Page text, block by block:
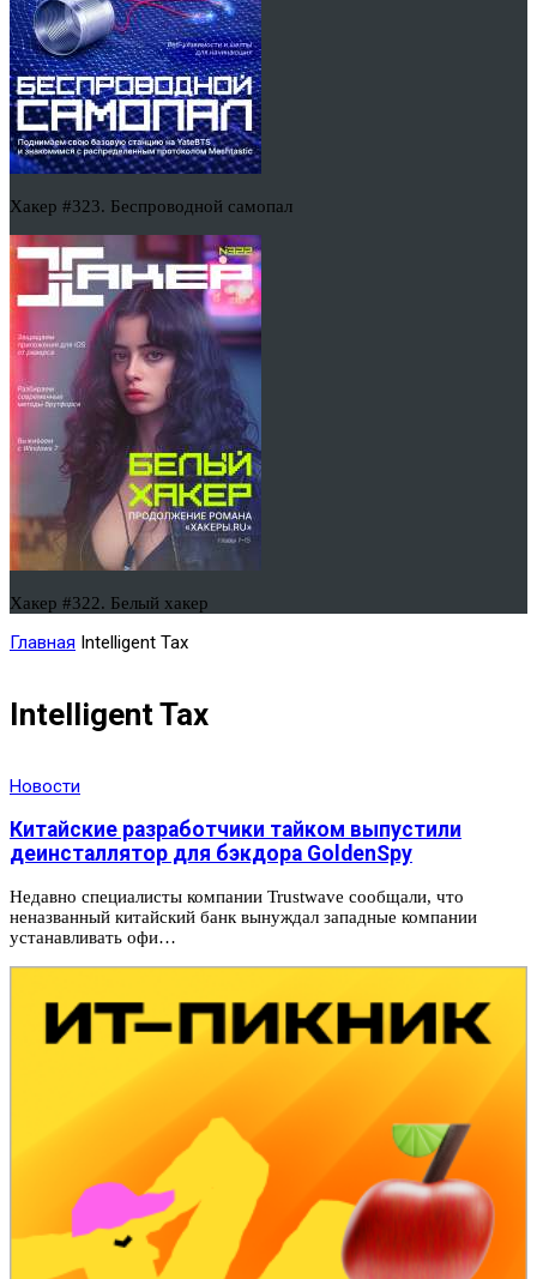
Хакер #323. Беспроводной самопал
Хакер #322. Белый хакер
Главная Intelligent Tax
Intelligent Tax
Новости
Китайские разработчики тайком выпустили
деинсталлятор для бэкдора GoldenSpy
Недавно специалисты компании Trustwave сообщали, что
неназванный китайский банк вынуждал западные компании
устанавливать офи…